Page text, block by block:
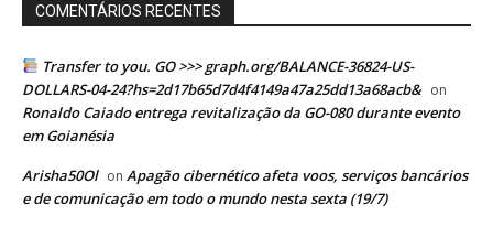
COMENTÁRIOS RECENTES
Transfer to you. GO >>> graph.org/BALANCE-36824-US-
DOLLARS-04-24?hs=2d17b65d7d4f4149a47a25dd13a68acb& on
Ronaldo Caiado entrega revitalização da GO-080 durante evento
em Goianésia
Arisha50Ol on Apagão cibernético afeta voos, serviços bancários
e de comunicação em todo o mundo nesta sexta (19/7)